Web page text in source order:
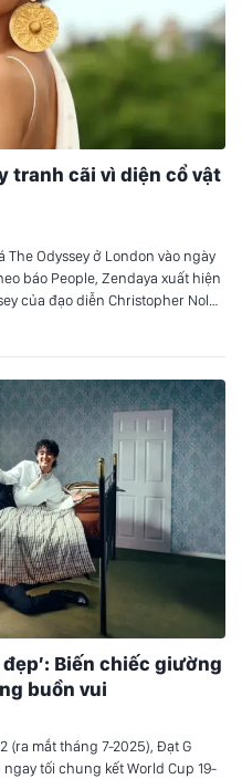
tranh cãi vì diện cổ vật
Odyssey ở London vào ngày
báo People, Zendaya xuất hiện
của đạo diễn Christopher Nolan
Biến chiếc giường
buồn vui
(ra mắt tháng 7-2025), Đạt G
tối chung kết World Cup 19-